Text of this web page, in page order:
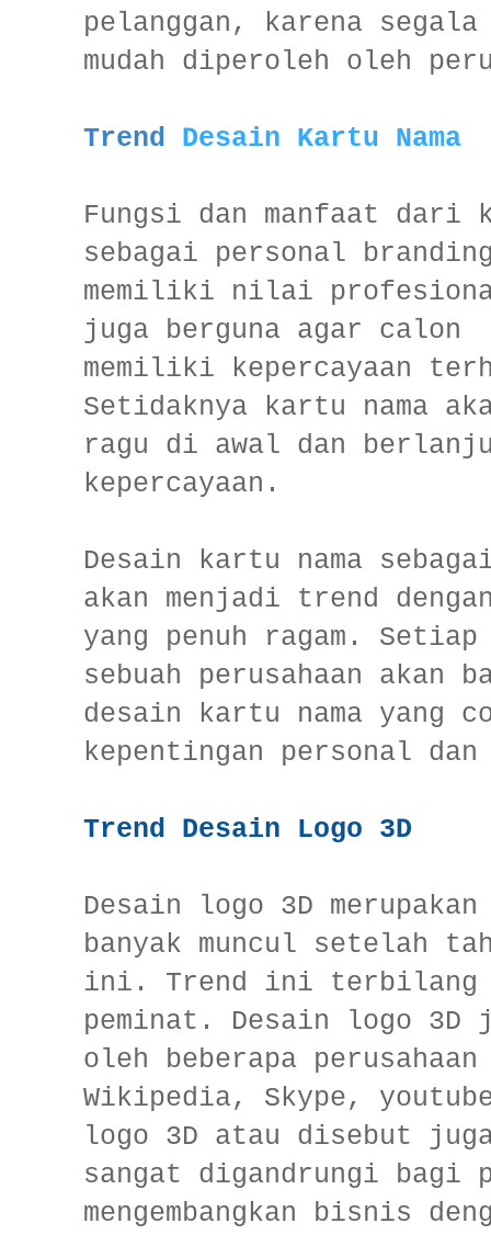
pelanggan, karena
mudah diperoleh oleh
Trend Desain Kartu Nama
Fungsi dan manfaat dari
sebagai personal
memiliki nilai
juga berguna agar calon
memiliki kepercayaan
Setidaknya kartu nama
ragu di awal dan
kepercayaan.
Desain kartu nama
akan menjadi trend
yang penuh ragam.
sebuah perusahaan akan
desain kartu nama yang
kepentingan personal dan
Trend Desain Logo 3D
Desain logo 3D
banyak muncul setelah
ini. Trend ini terbilang
peminat. Desain logo 3D
oleh beberapa
Wikipedia, Skype,
logo 3D atau disebut
sangat digandrungi bagi
mengembangkan bisnis